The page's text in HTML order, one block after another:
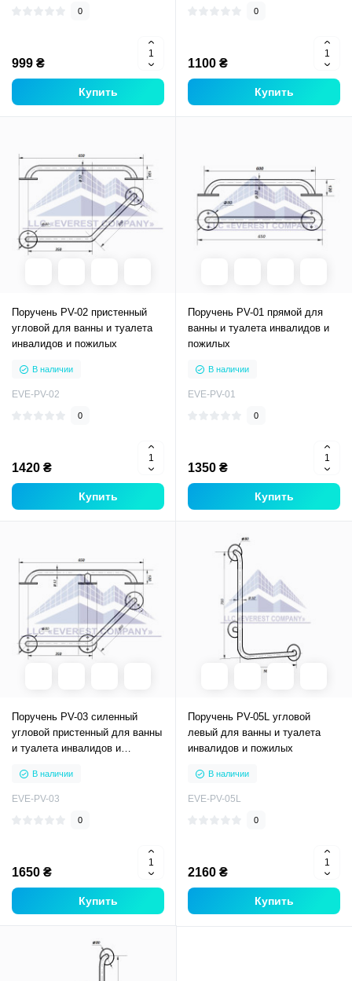
0
999 ₴
Купить
0
1100 ₴
Купить
Поручень PV-02 пристенный
угловой для ванны и туалета
инвалидов и пожилых
В наличии
EVE-PV-02
0
1420 ₴
Купить
Поручень PV-01 прямой для
ванны и туалета инвалидов и
пожилых
В наличии
EVE-PV-01
0
1350 ₴
Купить
Поручень PV-03 силенный
угловой пристенный для ванны
и туалета инвалидов и
В наличии
EVE-PV-03
0
1650 ₴
Купить
Поручень PV-05L угловой
левый для ванны и туалета
инвалидов и пожилых
В наличии
EVE-PV-05L
0
2160 ₴
Купить